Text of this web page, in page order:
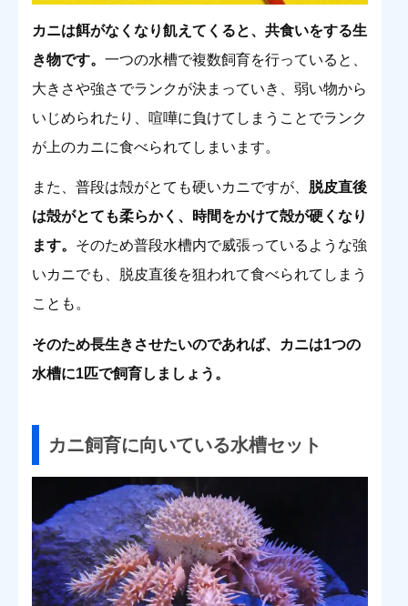
カニは餌がなくなり飢えてくると、共食いをする生
き物です。 一つの水槽で複数飼育を行っていると、
大きさや強さでランクが決まっていき、弱い物から
いじめられたり、喧嘩に負けてしまうことでランク
が上のカニに食べられてしまいます。
また、普段は殻がとても硬いカニですが、 脱皮直後
は殻がとても柔らかく、時間をかけて殻が硬くなり
ます。 そのため普段水槽内で威張っているような強
いカニでも、脱皮直後を狙われて食べられてしまう
ことも。
そのため長生きさせたいのであれば、カニは1つの
水槽に1匹で飼育しましょう。
カニ飼育に向いている水槽セット